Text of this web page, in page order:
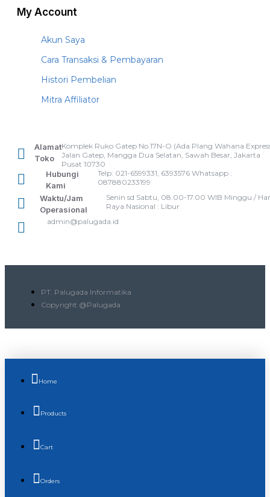
My Account
Akun Saya
Cara Transaksi & Pembayaran
Histori Pembelian
Mitra Affiliator
Alamat
Toko
Komplek Ruko Gatep No.17N-O (Ada Plang Wahana
Jalan Gatep, Mangga Dua Selatan, Sawah Besar, Jakarta
Pusat 10730
Hubungi
Kami
Telp: 021-6599331, 6393576 Whatsapp :
087880233199
Waktu/Jam
Operasional
Senin sd Sabtu, 08.00-17.00 WIB Minggu /
Raya Nasional : Libur
admin@palugada.id
PT. Palugada Informatika
Copyright @Palugada
Home
Products
Cart
Orders